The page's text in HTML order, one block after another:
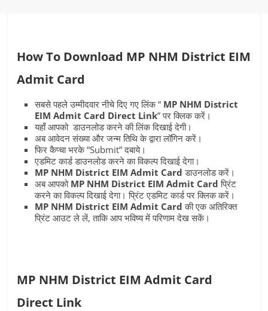
How To Download MP NHM District EIM
Admit Card
सबसे पहले उम्मीदवार नीचे दिए गए लिंक “ MP NHM District
EIM Admit Card Direct Link” पर क्लिक करें।
यहाँ आपको डाउनलोड करने की लिंक दिखाई देगी।
अब आवेदन संख्या और जन्म तिथि के द्वारा लॉगिन करें।
फिर कैप्चा भरके “Submit” दबाये।
एडमिट कार्ड डाउनलोड करने का विकल्प दिखाई देगा।
MP NHM District EIM Admit Cardडाउनलोड करें।
अब आपको MP NHM District EIM Admit Cardप्रिंट
करने का विकल्प दिखाई देगा। प्रिंट एडमिट कार्ड पर क्लिक करें।
MP NHM District EIM Admit Cardकी एक अतिरिक्त
प्रिंट आउट ले लें, ताकि आप भविष्य में परिणाम देख सकें।
MP NHM District EIM Admit Card
Direct Link